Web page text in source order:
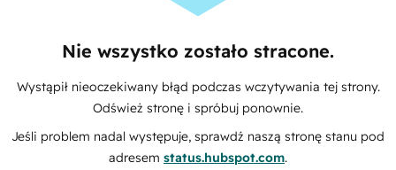
Nie wszystko zostało stracone.
Wystąpił nieoczekiwany błąd podczas wczytywania tej strony.
Odśwież stronę i spróbuj ponownie.
Jeśli problem nadal występuje, sprawdź naszą stronę stanu pod
adresem status.hubspot.com.